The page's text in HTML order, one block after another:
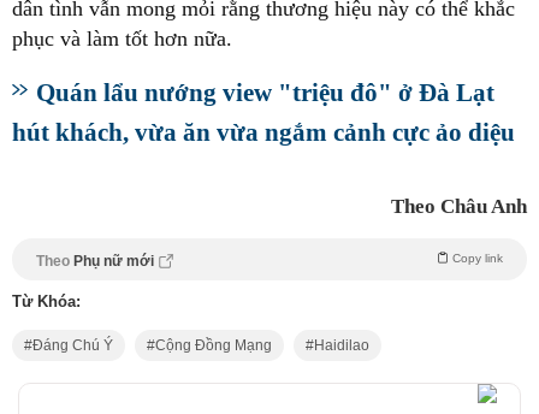
dân tình vẫn mong mỏi rằng thương hiệu này có thể khắc
phục và làm tốt hơn nữa.
Quán lẩu nướng view "triệu đô" ở Đà Lạt
hút khách, vừa ăn vừa ngắm cảnh cực ảo diệu
Theo Châu Anh
Theo Phụ nữ mới Copy link
Từ Khóa:
Đáng Chú Ý Cộng Đồng Mạng Haidilao